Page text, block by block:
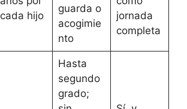
cada hijo
guarda o
acogimie
nto
jornada
completa
Hasta
segundo
grado;